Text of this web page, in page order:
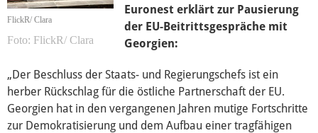
Internationaler Handel (EP)
Konstitutionelle Fragen (EP)
TTIP
FlickR/ Clara
FlickR/ Clara
Euronest erklärt zur Pausierung
der EU-Beitrittsgespräche mit
Georgien:
„Der Beschluss der Staats- und Regierungschefs ist ein
herber Rückschlag für die östliche Partnerschaft der EU.
Georgien hat in den vergangenen Jahren mutige Fortschritte
zur Demokratisierung und dem Aufbau einer tragfähigen